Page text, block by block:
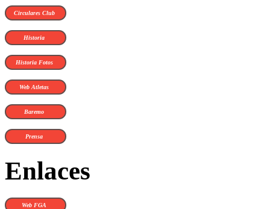
Circulares Club
Historia
Historia Fotos
Web Atletas
Baremo
Prensa
Enlaces
Web FGA